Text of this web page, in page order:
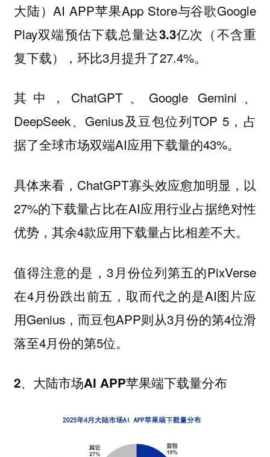
大陆）AI APP苹果App Store与谷歌Google
Play双端预估下载总量达3.3亿次 （不含重
复下载），环比3月提升了27.4%。
其中，ChatGPT、Google Gemini、
DeepSeek、Genius及豆包位列TOP 5，占
据了全球市场双端AI应用下载量的43%。
具体来看，ChatGPT寡头效应愈加明显，以
27%的下载量占比在AI应用行业占据绝对性
优势，其余4款应用下载量占比相差不大。
值得注意的是，3月份位列第五的PixVerse
在4月份跌出前五，取而代之的是AI图片应
用Genius，而豆包APP则从3月份的第4位滑
落至4月份的第5位。
2、大陆市场AI APP苹果端下载量分布